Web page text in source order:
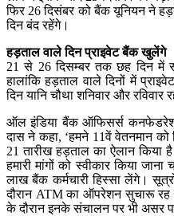
फिर 26 दिसंबर को बैंक यूनियन ने
दिन बंद रहेंगे।
हड़ताल वाले दिन प्राइवेट बैंक खुलेंगे
21 से 26 दिसम्बर तक छह दिन में
हालांकि हड़ताल वाले दिनों में
दिन यानि चौथा शनिवार और
ऑल इंडिया बैंक ऑफिसर्स
दास ने कहा, ‘हमने 11वें वेतनमान को
21 तारीख हड़ताल का ऐलान किया
हमारी मांगों को स्वीकार किया
लाख बैंक कर्मचारी हिस्सा लेंगे।
दौरान ATM का ऑपरेशन सुचारू
के दौरान इनके संचालन पर भी असर